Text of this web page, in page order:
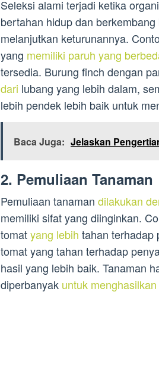
Seleksi alami terjadi ketika
bertahan hidup dan
melanjutkan keturunannya.
yang memiliki paruh yang
tersedia. Burung finch dengan
dari lubang yang lebih dalam,
lebih pendek lebih baik untuk
Baca Juga: Jelaskan
2. Pemuliaan Tanaman
Pemuliaan tanaman dilakukan
memiliki sifat yang diinginkan.
tomatyang lebih tahan terhadap
tomat yang tahan terhadap
hasil yang lebih baik. Tanaman
diperbanyak untuk menghasilkan